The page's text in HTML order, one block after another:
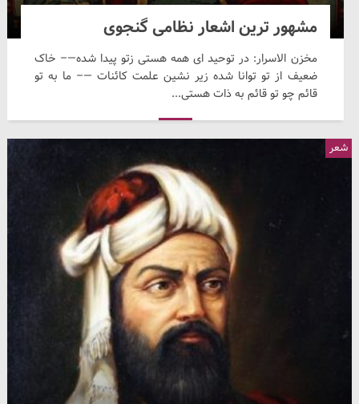
مشهور ترین اشعار نظامی گنجوی
مخزن الاسرار: در توحید ای همه هستی زتو پیدا شده—– خاک
ضعیف از تو توانا شده زیر نشین علمت کائنات —– ما به تو
قائم چو تو قائم به ذات هستی...
شعر